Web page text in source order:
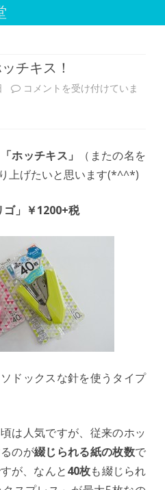
チキス！
40
軽
く
綴
る
ホ
ッ
チ
キ
ス！
コメントを受け付けていま
「ホッチキス」
（またの名を
上げたいと思います(*^^*)
」￥1200+税
ドックスな針を使うタイプ
は人気ですが、従来のホッ
のが綴じられる紙の枚数で
が、なんと40枚も綴じられ